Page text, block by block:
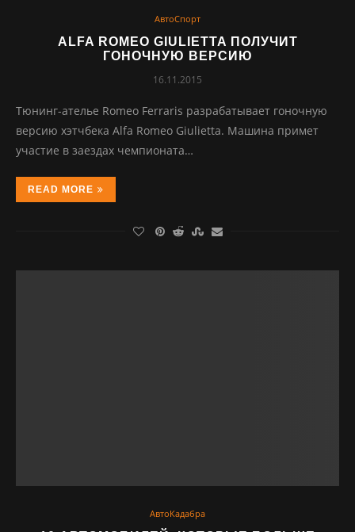
АвтоСпорт
ALFA ROMEO GIULIETTA ПОЛУЧИТ
ГОНОЧНУЮ ВЕРСИЮ
16.11.2015
Тюнинг-ателье Romeo Ferraris разрабатывает гоночную
версию хэтчбека Alfa Romeo Giulietta. Машина примет
участие в заездах чемпионата…
READ MORE
АвтоКадабра